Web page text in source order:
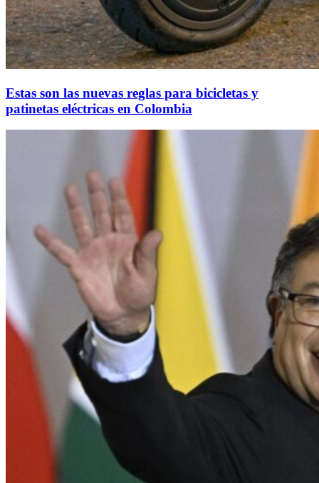
Estas son las nuevas reglas para bicicletas y
patinetas eléctricas en Colombia